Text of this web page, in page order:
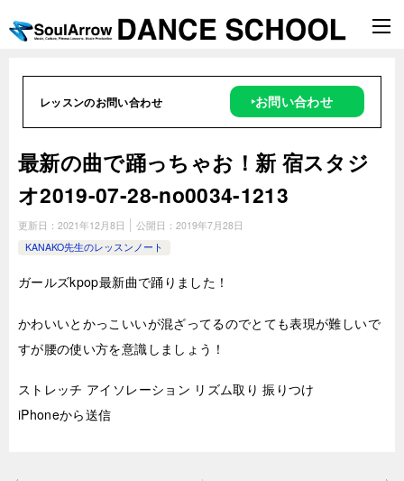
レッスンのお問い合わせ ‣お問い合わせ
最新の曲で踊っちゃお！新 宿スタジ
オ2019-07-28-no0034-1213
更新日： 2021年12月8日 公開日： 2019年7月28日
KANAKO先生のレッスンノート
ガールズkpop最新曲で踊りました！
かわいいとかっこいいが混ざってるのでとても表現が難しいで
すが腰の使い方を意識しましょう！
ストレッチ アイソレーション リズム取り 振りつけ
iPhoneから送信